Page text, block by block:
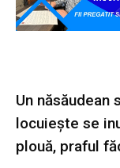
Un năsăudean
locuiește se
plouă, praful